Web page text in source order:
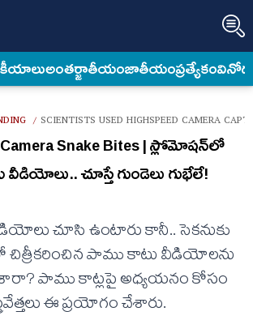
అంత‌ర్జాతీయంజాతీయంప్రత్యేకం
/ SCIENTISTS USED HIGHSPEED CAMERA
Camera Snake Bites | స్లోమోషన్‌లో
చూస్తే గుండెలు గుభేలే!
చూసి ఉంటారు కానీ.. సెకనుకు
చిత్రీకరించిన పాము కాటు వీడియోలను
పాము కాట్లపై అధ్యయనం కోసం
ఈ ప్రయోగం చేశారు.